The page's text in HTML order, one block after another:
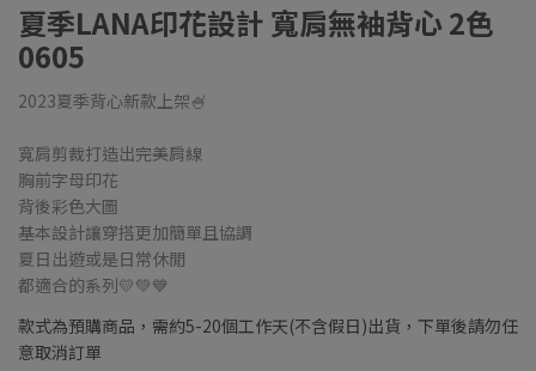
夏季LANA印花設計 寬肩無袖背心 2色
0605
2023夏季背心新款上架🍧
寬肩剪裁打造出完美肩線
胸前字母印花
背後彩色大圖
基本設計讓穿搭更加簡單且協調
夏日出遊或是日常休閒
都適合的系列💛💚💙
款式為預購商品，需約5-20個工作天(不含假日)出貨，下單後請勿任
意取消訂單